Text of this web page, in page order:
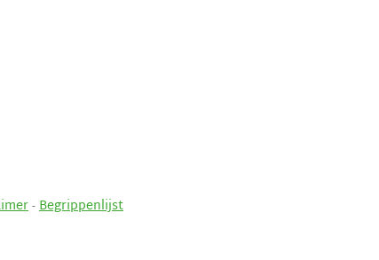
-Begrippenlijst